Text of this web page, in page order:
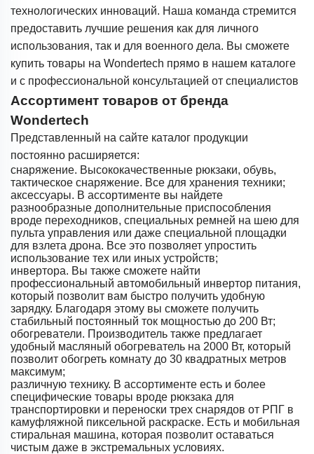
технологических инноваций. Наша команда стремится
предоставить лучшие решения как для личного
использования, так и для военного дела. Вы сможете
купить товары на Wondertech прямо в нашем каталоге
и с профессиональной консультацией от специалистов
Ассортимент товаров от бренда
Wondertech
Представленный на сайте каталог продукции
постоянно расширяется:
снаряжение. Высококачественные рюкзаки, обувь,
тактическое снаряжение. Все для хранения техники;
аксессуары. В ассортименте вы найдете
разнообразные дополнительные приспособления
вроде переходников, специальных ремней на шею для
пульта управления или даже специальной площадки
для взлета дрона. Все это позволяет упростить
использование тех или иных устройств;
инвертора. Вы также сможете найти
профессиональный автомобильный инвертор питания,
который позволит вам быстро получить удобную
зарядку. Благодаря этому вы сможете получить
стабильный постоянный ток мощностью до 200 Вт;
обогреватели. Производитель также предлагает
удобный масляный обогреватель на 2000 Вт, который
позволит обогреть комнату до 30 квадратных метров
максимум;
различную технику. В ассортименте есть и более
специфические товары вроде рюкзака для
транспортировки и переноски трех снарядов от РПГ в
камуфляжной пиксельной раскраске. Есть и мобильная
стиральная машина, которая позволит оставаться
чистым даже в экстремальных условиях.